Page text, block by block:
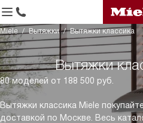
Miele Вытяжки Вытяжки классика
Вытяжки
80 моделей от 188 500 руб.
Вытяжки классика Miele
доставкой по Москве. Весь